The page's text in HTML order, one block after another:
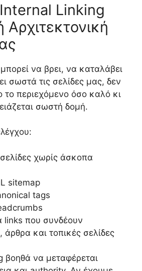
Linking
να βρει, να καταλάβει
σωστά τις σελίδες μας, δεν
το περιεχόμενο όσο καλό κι
σωστή δομή.
χωρίς άσκοπα
sitemap
tags
links που συνδέουν
άρθρα και τοπικές σελίδες
βοηθά να μεταφέρεται